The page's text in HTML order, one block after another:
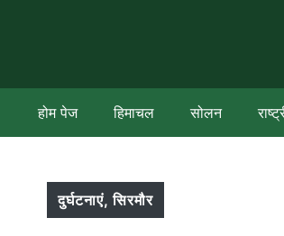
होम पेज हिमाचल सोलन
दुर्घटनाएं,सिरमौर